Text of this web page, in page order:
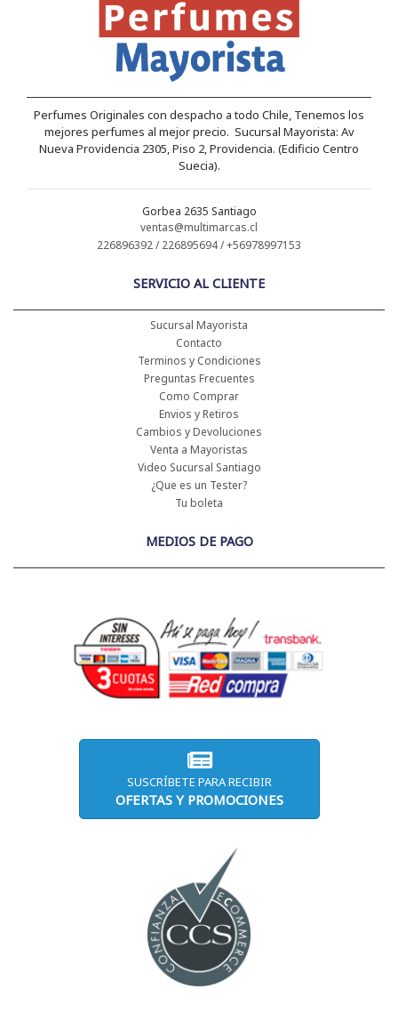
Perfumes Originales con despacho a todo Chile, Tenemos los
mejores perfumes al mejor precio. Sucursal Mayorista: Av
Nueva Providencia 2305, Piso 2, Providencia. (Edificio Centro
Suecia).
Gorbea 2635 Santiago
ventas@multimarcas.cl
226896392 / 226895694 / +56978997153
SERVICIO AL CLIENTE
Sucursal Mayorista
Contacto
Terminos y Condiciones
Preguntas Frecuentes
Como Comprar
Envios y Retiros
Cambios y Devoluciones
Venta a Mayoristas
Video Sucursal Santiago
¿Que es un Tester?
Tu boleta
MEDIOS DE PAGO
SUSCRÍBETE PARA RECIBIR
OFERTAS Y PROMOCIONES